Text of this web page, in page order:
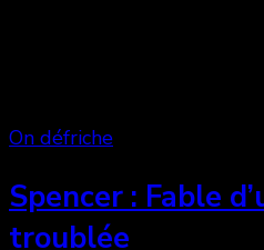
On défriche
Spencer : Fable
troublée